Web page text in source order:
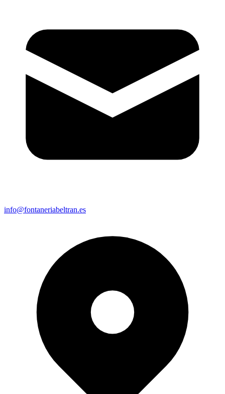
info@fontaneriabeltran.es